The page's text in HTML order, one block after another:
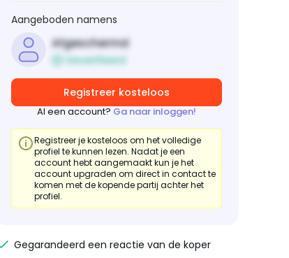
Aangeboden namens
Afgeschermd
Geverifieerd
Registreer kosteloos
Al een account? Ga naar inloggen!
Registreer je kosteloos om het volledige
profiel te kunnen lezen. Nadat je een
account hebt aangemaakt kun je het
account upgraden om direct in contact te
komen met de kopende partij achter het
profiel.
Gegarandeerd een reactie van de koper